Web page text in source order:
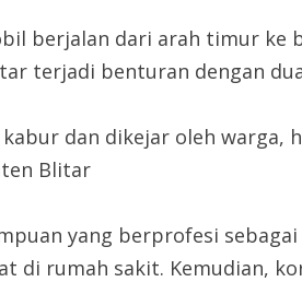
berjalan dari arah timur ke
terjadi benturan dengan
dan dikejar oleh
Blitar
yang berprofesi
di rumah sakit. Kemudian,